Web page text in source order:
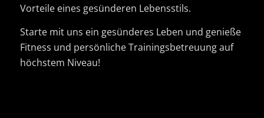
Vorteile eines gesünderen Lebensstils.
Starte mit uns ein gesünderes Leben und genieße
Fitness und persönliche Trainingsbetreuung auf
höchstem Niveau!